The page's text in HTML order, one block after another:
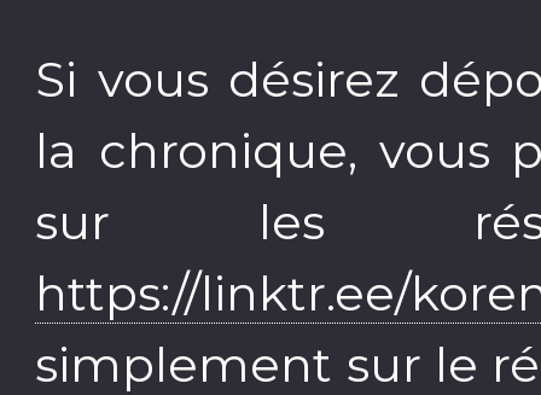
Si vous désirez
la chronique, vous
sur les
https://linktr.ee/
simplement sur le